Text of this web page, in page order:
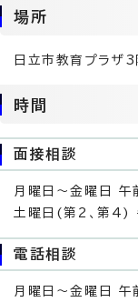
場所
日立市教育プラザ
時間
面接相談
月曜日〜金曜日
土曜日(第2、第4)
電話相談
月曜日〜金曜日